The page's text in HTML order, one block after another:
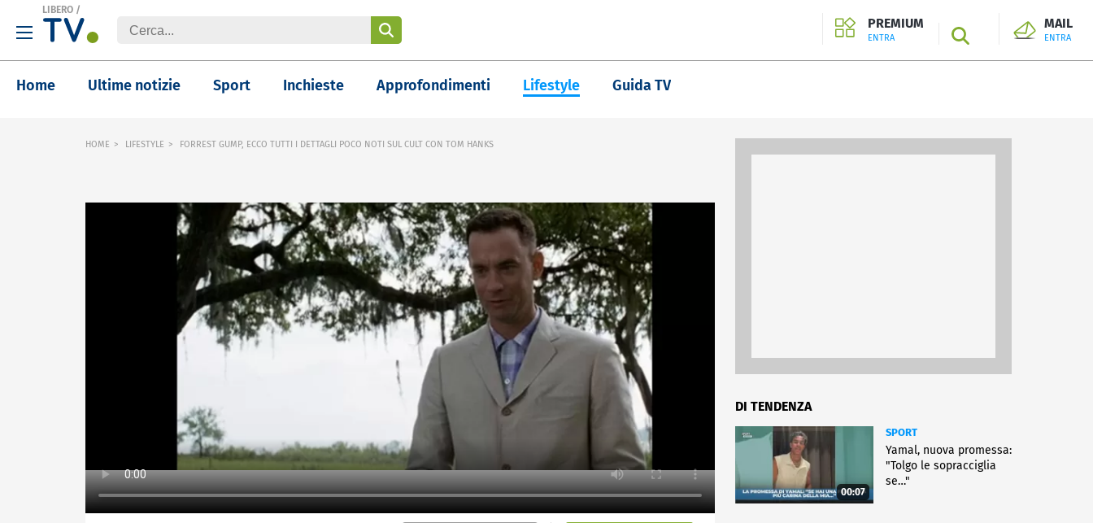
LIBERO /
PREMIUM
ENTRA SEARCH
MAIL
ENTRA
Home Ultime notizie Sport Inchieste Approfondimenti Lifestyle Guida TV
HOME LIFESTYLE FORREST GUMP, ECCO TUTTI I DETTAGLI POCO NOTI SUL CULT CON TOM HANKS
DI TENDENZA
00:07
SPORT
Yamal, nuova promessa:
"Tolgo le sopracciglia
se…"